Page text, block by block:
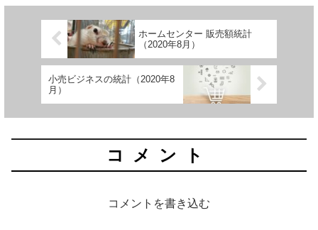
ホームセンター 販売額統計
（2020年8月）
小売ビジネスの統計（2020年8
月）
コメント
コメントを書き込む